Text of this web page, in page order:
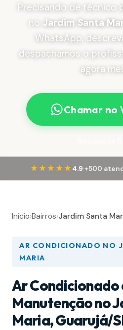
Precisando de técnico
no Jardim Santa
WhatsApp,
despachamos o
agora
Chamar no
★★★★★ 4.9·+500
Início›Bairros›Jardim Santa
AR CONDICIONADO NO
MARIA
Ar Condicionado
Manutenção no
Maria, Guarujá/